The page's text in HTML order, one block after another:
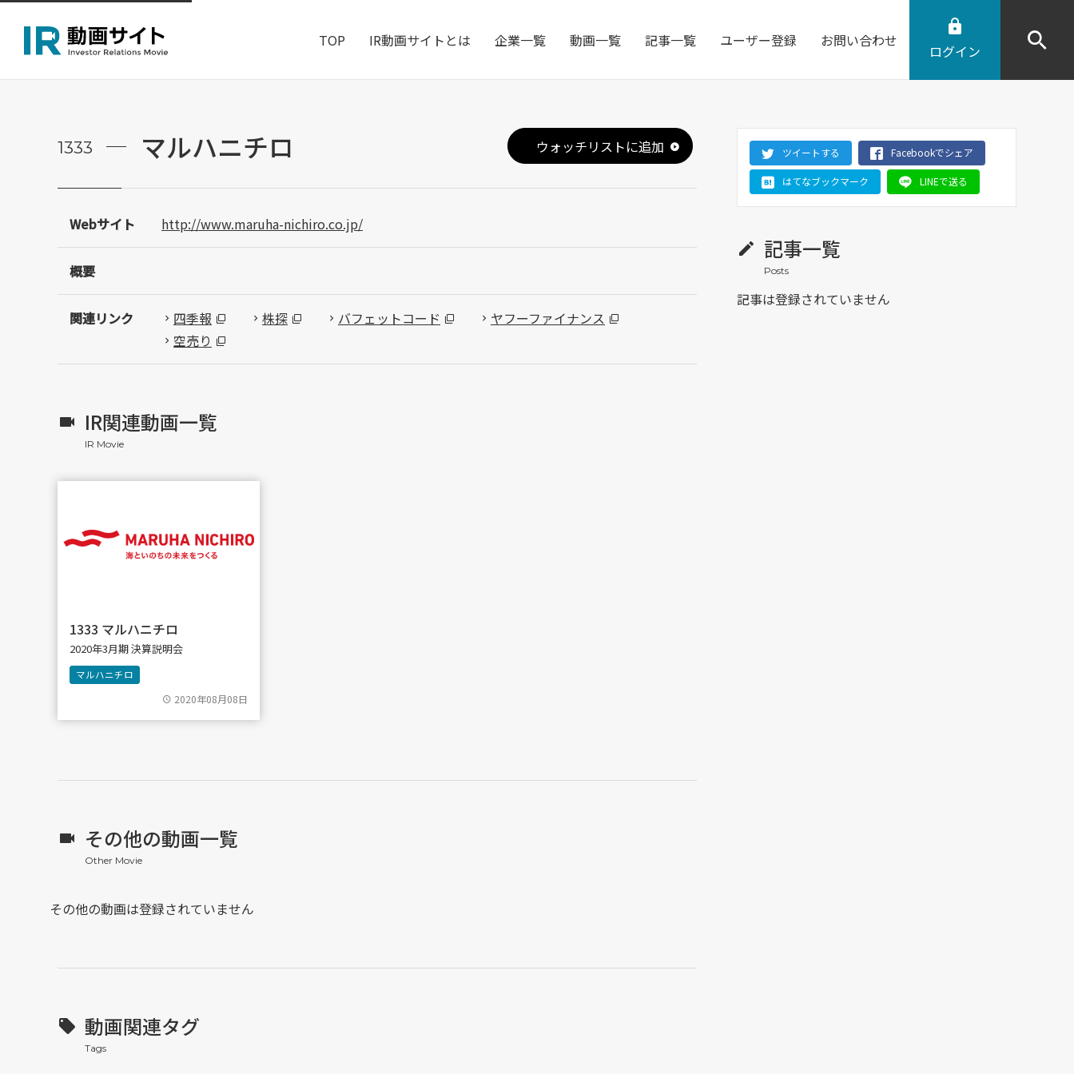
TOP IR動画サイトとは 企業一覧 動画一覧 記事一覧 ユーザー登録 お問い合わせ
ログイン
1333 マルハニチロ ウォッチリストに追加
Webサイト http://www.maruha-nichiro.co.jp/
概要
関連リンク 四季報 株探 バフェットコード
ヤフーファイナンス
空売り
IR関連動画一覧
1333 マルハニチロ
2020年3月期 決算説明会
マルハニチロ
2020年08月08日
その他の動画一覧
その他の動画は登録されていません
動画関連タグ
ツイートする Facebookでシェア
はてなブックマーク LINEで送る
記事一覧
記事は登録されていません